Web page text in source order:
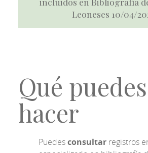
Leoneses 10/04/
Qué puedes
hacer
Puedesconsultar registros